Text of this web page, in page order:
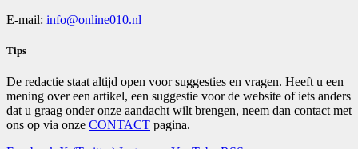
E-mail: info@online010.nl
Tips
De redactie staat altijd open voor suggesties en vragen. Heeft u een
mening over een artikel, een suggestie voor de website of iets anders
dat u graag onder onze aandacht wilt brengen, neem dan contact met
ons op via onze CONTACT pagina.